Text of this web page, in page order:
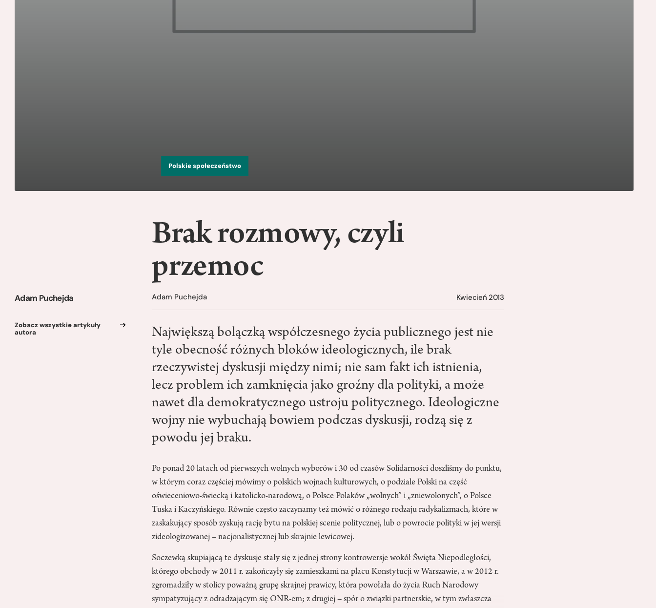
Polskie społeczeństwo
Adam Puchejda
Zobacz wszystkie artykuły
autora
Brak rozmowy, czyli
przemoc
Adam Puchejda Kwiecień 2013
Największą bolączką współczesnego życia publicznego jest nie
tyle obecność różnych bloków ideologicznych, ile brak
rzeczywistej dyskusji między nimi; nie sam fakt ich istnienia,
lecz problem ich zamknięcia jako groźny dla polityki, a może
nawet dla demokratycznego ustroju politycznego. Ideologiczne
wojny nie wybuchają bowiem podczas dyskusji, rodzą się z
powodu jej braku.
Po ponad 20 latach od pierwszych wolnych wyborów i 30 od czasów Solidarności doszliśmy do punktu,
w którym coraz częściej mówimy o polskich wojnach kulturowych, o podziale Polski na część
oświeceniowo-świecką i katolicko-narodową, o Polsce Polaków „wolnych” i „zniewolonych”, o Polsce
Tuska i Kaczyńskiego. Równie często zaczynamy też mówić o różnego rodzaju radykalizmach, które w
zaskakujący sposób zyskują rację bytu na polskiej scenie politycznej, lub o powrocie polityki w jej wersji
zideologizowanej – nacjonalistycznej lub skrajnie lewicowej.
Soczewką skupiającą te dyskusje stały się z jednej strony kontrowersje wokół Święta Niepodległości,
którego obchody w 2011 r. zakończyły się zamieszkami na placu Konstytucji w Warszawie, a w 2012 r.
zgromadziły w stolicy poważną grupę skrajnej prawicy, która powołała do życia Ruch Narodowy
sympatyzujący z odradzającym się ONR-em; z drugiej – spór o związki partnerskie, w tym zwłaszcza